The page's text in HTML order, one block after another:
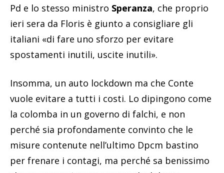
Pd e lo stesso ministro Speranza, che proprio
ieri sera da Floris è giunto a consigliare gli
italiani «di fare uno sforzo per evitare
spostamenti inutili, uscite inutili».
Insomma, un auto lockdown ma che Conte
vuole evitare a tutti i costi. Lo dipingono come
la colomba in un governo di falchi, e non
perché sia profondamente convinto che le
misure contenute nell’ultimo Dpcm bastino
per frenare i contagi, ma perché sa benissimo